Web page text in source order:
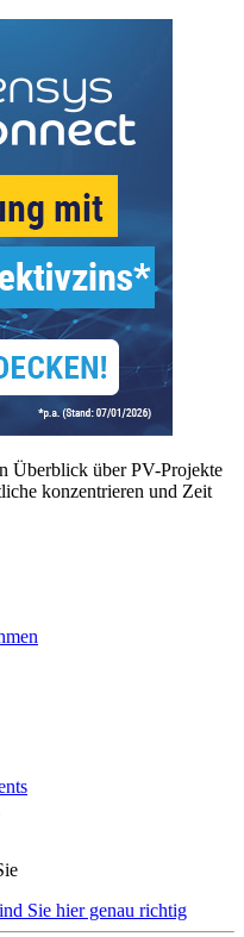
Überblick über PV-Projekte
konzentrieren und Zeit
Sie hier genau richtig